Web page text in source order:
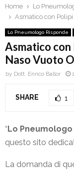
Home
Lo
Asmatico con
Lo Pneumologo Risponde
Asmatico con
Naso Vuoto
by Dott. Enrico Ballor
SHARE 1
“ Lo
questo sito
La domanda di